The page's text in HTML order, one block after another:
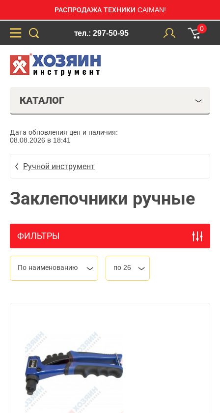
РАСПРОДАЖА ТЕХНИКИ CAIMAN!
тел.: 297-50-95
0
КАТАЛОГ
Дата обновления цен и наличия:
08.08.2026 в 18:41
Ручной инструмент
Заклепочники ручные
ФИЛЬТРЫ
По наименованию по 26